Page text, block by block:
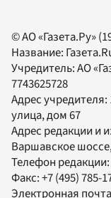
© АО «Газета.Ру»
Название:
Учредитель:АО
7743625728
Адрес
улица, дом 67
Адрес редакции и
Варшавское
Телефон редакции:
Факс:+7 (495) 785-
Электронная